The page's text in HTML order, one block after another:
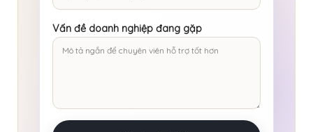
Vấn đề doanh nghiệp đang gặp